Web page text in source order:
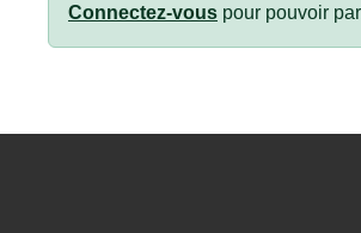
Connectez-vous pour pouvoir